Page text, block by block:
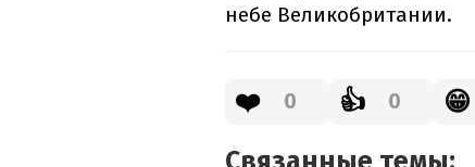
небе Великобритании.
❤️ 0 👍 0 😁